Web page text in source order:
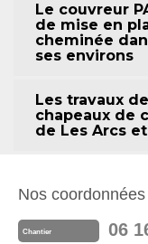
Le couvreur
de mise en
cheminée
ses environs
Les travaux
chapeaux de
de Les Arcs
Nos coordonnées
Chantier 06